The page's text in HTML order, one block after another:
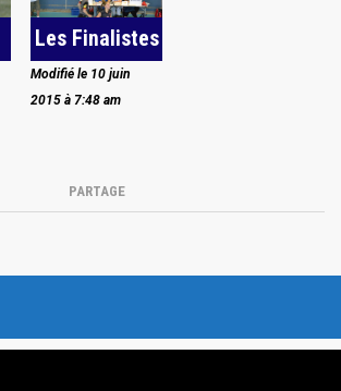
Les Finalistes
Modifié le 10 juin
2015 à 7:48 am
PARTAGE